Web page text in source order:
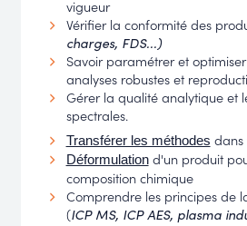
vigueur
Vérifier la conformité des
charges, FDS...)
Savoir paramétrer et
analyses robustes et
Gérer la qualité analytique et
spectrales.
Transférer les méthodes dans
Déformulationd'un produit
composition chimique
Comprendre les principes de
(ICP MS, ICP AES, plasma